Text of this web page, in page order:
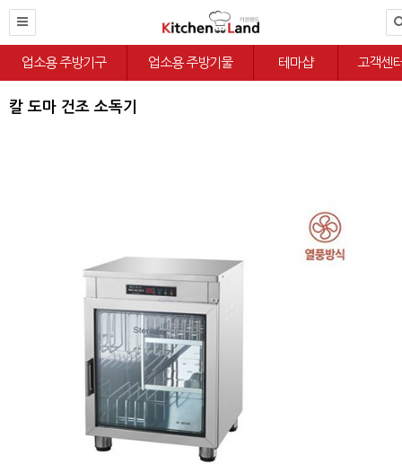
업소용 주방기구 업소용 주방기물 테마샵 고객센
칼 도마 건조 소독기